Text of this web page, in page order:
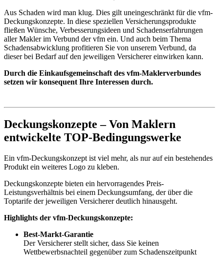
Aus Schaden wird man klug. Dies gilt uneingeschränkt für die vfm-
Deckungskonzepte. In diese speziellen Versicherungsprodukte
fließen Wünsche, Verbesserungsideen und Schadenserfahrungen
aller Makler im Verbund der vfm ein. Und auch beim Thema
Schadensabwicklung profitieren Sie von unserem Verbund, da
dieser bei Bedarf auf den jeweiligen Versicherer einwirken kann.
Durch die Einkaufsgemeinschaft des vfm-Maklerverbundes
setzen wir konsequent Ihre Interessen durch.
Deckungskonzepte – Von Maklern
entwickelte TOP-Bedingungswerke
Ein vfm-Deckungskonzept ist viel mehr, als nur auf ein bestehendes
Produkt ein weiteres Logo zu kleben.
Deckungskonzepte bieten ein hervorragendes Preis-
Leistungsverhältnis bei einem Deckungsumfang, der über die
Toptarife der jeweiligen Versicherer deutlich hinausgeht.
Highlights der vfm-Deckungskonzepte:
Best-Markt-Garantie
Der Versicherer stellt sicher, dass Sie keinen
Wettbewerbsnachteil gegenüber zum Schadenszeitpunkt